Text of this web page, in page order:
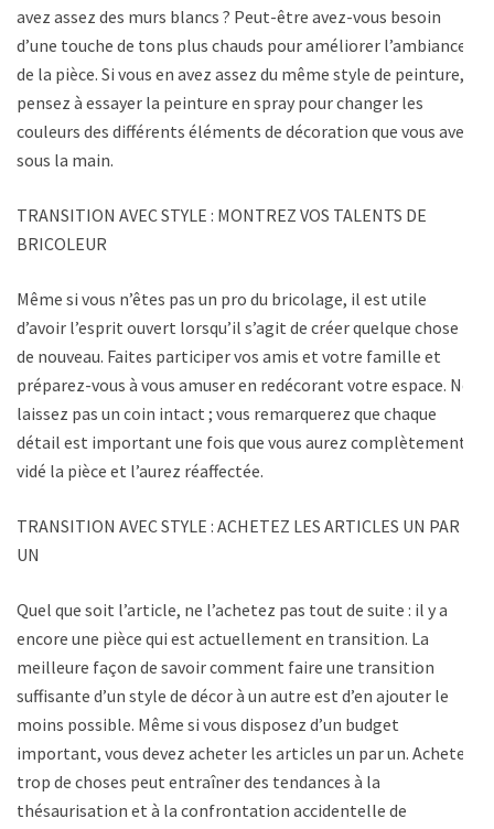
avez assez des murs blancs ? Peut-être avez-vous besoin
d’une touche de tons plus chauds pour améliorer l’ambiance
de la pièce. Si vous en avez assez du même style de peinture,
pensez à essayer la peinture en spray pour changer les
couleurs des différents éléments de décoration que vous avez
sous la main.
TRANSITION AVEC STYLE : MONTREZ VOS TALENTS DE
BRICOLEUR
Même si vous n’êtes pas un pro du bricolage, il est utile
d’avoir l’esprit ouvert lorsqu’il s’agit de créer quelque chose
de nouveau. Faites participer vos amis et votre famille et
préparez-vous à vous amuser en redécorant votre espace. Ne
laissez pas un coin intact ; vous remarquerez que chaque
détail est important une fois que vous aurez complètement
vidé la pièce et l’aurez réaffectée.
TRANSITION AVEC STYLE : ACHETEZ LES ARTICLES UN PAR
UN
Quel que soit l’article, ne l’achetez pas tout de suite : il y a
encore une pièce qui est actuellement en transition. La
meilleure façon de savoir comment faire une transition
suffisante d’un style de décor à un autre est d’en ajouter le
moins possible. Même si vous disposez d’un budget
important, vous devez acheter les articles un par un. Acheter
trop de choses peut entraîner des tendances à la
thésaurisation et à la confrontation accidentelle de